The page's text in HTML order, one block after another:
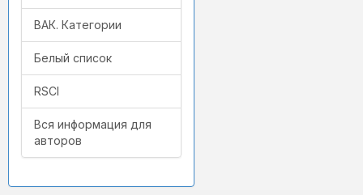
ВАК. Категории
Белый список
RSCI
Вся информация для
авторов